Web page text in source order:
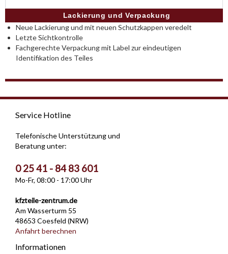
Lackierung und Verpackung
Neue Lackierung und mit neuen Schutzkappen veredelt
Letzte Sichtkontrolle
Fachgerechte Verpackung mit Label zur eindeutigen
Identifikation des Teiles
Service Hotline
Telefonische Unterstützung und
Beratung unter:
0 25 41 - 84 83 601
Mo-Fr, 08:00 - 17:00 Uhr
kfzteile-zentrum.de
Am Wasserturm 55
48653 Coesfeld (NRW)
Anfahrt berechnen
Informationen